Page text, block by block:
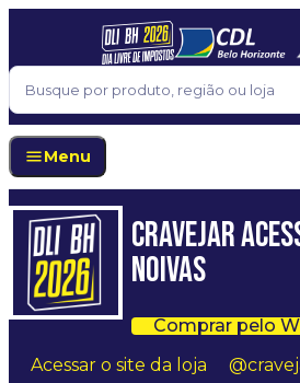
Pular para o conteúdo
Buscar
Menu
CRAVEJAR
NOIVAS
Comprar pelo
Acessar o site da loja